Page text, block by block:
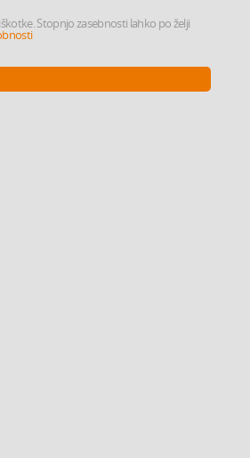
Stopnjo zasebnosti lahko po želji